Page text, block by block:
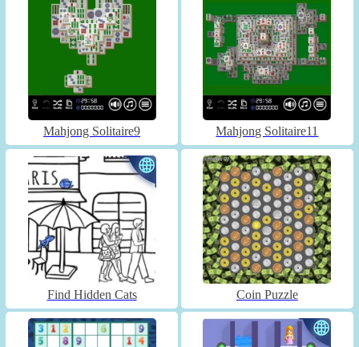
Mahjong Solitaire9 Mahjong Solitaire11
Find Hidden Cats Coin Puzzle